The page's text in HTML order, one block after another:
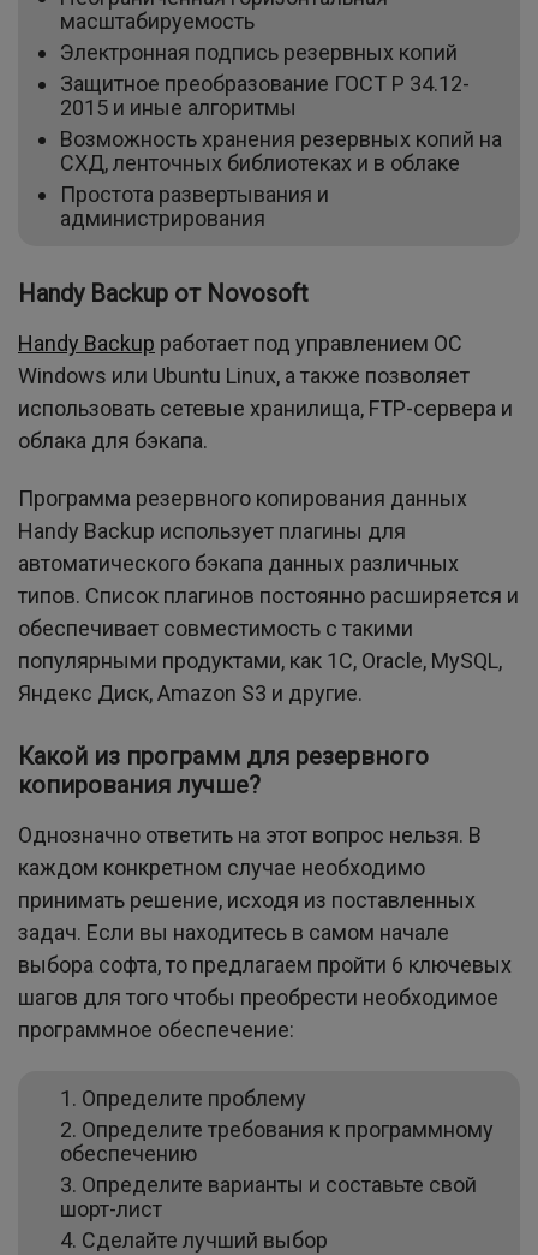
масштабируемость
Электронная подпись резервных копий
Защитное преобразование ГОСТ Р 34.12-
2015 и иные алгоритмы
Возможность хранения резервных копий на
СХД, ленточных библиотеках и в облаке
Простота развертывания и
администрирования
Handy Backup от Novosoft
Handy Backup работает под управлением ОС
Windows или Ubuntu Linux, а также позволяет
использовать сетевые хранилища, FTP-сервера и
облака для бэкапа.
Программа резервного копирования данных
Handy Backup использует плагины для
автоматического бэкапа данных различных
типов. Список плагинов постоянно расширяется и
обеспечивает совместимость с такими
популярными продуктами, как 1С, Oracle, MySQL,
Яндекс Диск, Amazon S3 и другие.
Какой из программ для резервного
копирования лучше?
Однозначно ответить на этот вопрос нельзя. В
каждом конкретном случае необходимо
принимать решение, исходя из поставленных
задач. Если вы находитесь в самом начале
выбора софта, то предлагаем пройти 6 ключевых
шагов для того чтобы преобрести необходимое
программное обеспечение:
Определите проблему
Определите требования к программному
обеспечению
Определите варианты и составьте свой
шорт-лист
Сделайте лучший выбор